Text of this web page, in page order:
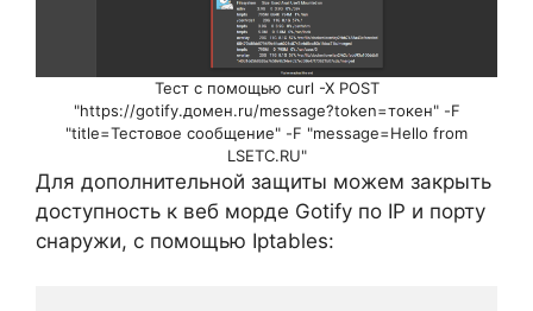
Тест с помощью curl -X POST
"https://gotify.домен.ru/message?token=токен" -F
"title=Тестовое сообщение" -F "message=Hello from
LSETC.RU"
Для дополнительной защиты можем закрыть
доступность к веб морде Gotify по IP и порту
снаружи, с помощью Iptables: